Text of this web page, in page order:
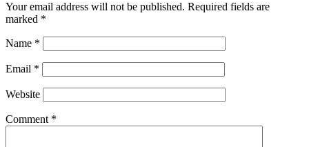
Your email address will not be published. Required fields are
marked *
Name *
Email *
Website
Comment *